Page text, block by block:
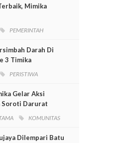
Mimika
PEMERINTAH
Darah Di
3 Timika
PERISTIWA
Gelar Aksi
Soroti Darurat
KOMUNITAS
Dilempari Batu